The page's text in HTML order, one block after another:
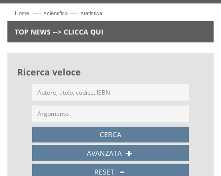
Home —› scientifico —› statistica
TOP NEWS --> CLICCA QUI
Ricerca veloce
CERCA
AVANZATA
RESET